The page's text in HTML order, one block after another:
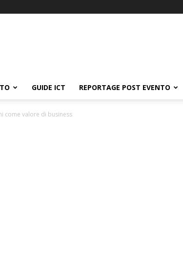
GUIDE ICT REPORTAGE POST EVENTO
come valore di business